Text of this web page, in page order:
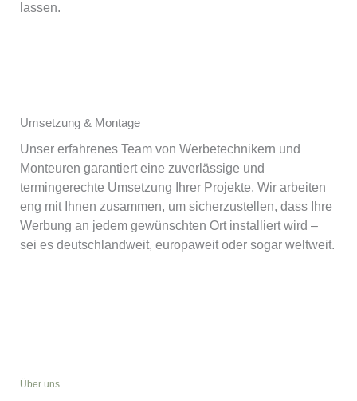
lassen.
Umsetzung & Montage
Unser erfahrenes Team von Werbetechnikern und
Monteuren garantiert eine zuverlässige und
termingerechte Umsetzung Ihrer Projekte. Wir arbeiten
eng mit Ihnen zusammen, um sicherzustellen, dass Ihre
Werbung an jedem gewünschten Ort installiert wird –
sei es deutschlandweit, europaweit oder sogar weltweit.
Über uns